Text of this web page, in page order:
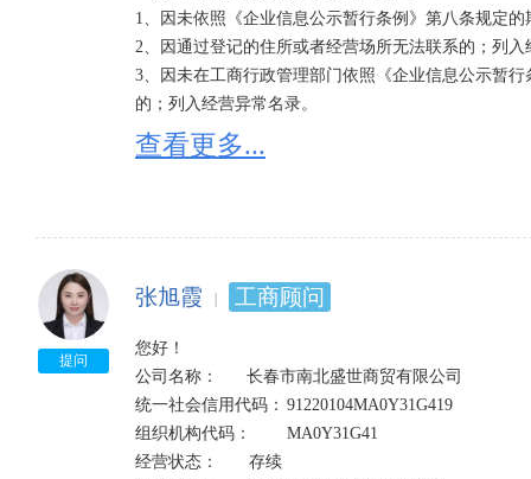
1、因未依照《企业信息公示暂行条例》第八条规定
2、因通过登记的住所或者经营场所无法联系的；列入
3、因未在工商行政管理部门依照《企业信息公示暂
的；列入经营异常名录。
4、因公示企业信息隐瞒真实情况、弄虚作假的；列入
查看更多...
提问
张旭霞 工商顾问
您好！
公司名称：      长春市南北盛世商贸有限公司
统一社会信用代码：	91220104MA0Y31G419
组织机构代码：	MA0Y31G41
经营状态：	存续